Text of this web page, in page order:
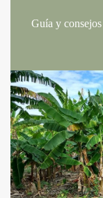
Guía y